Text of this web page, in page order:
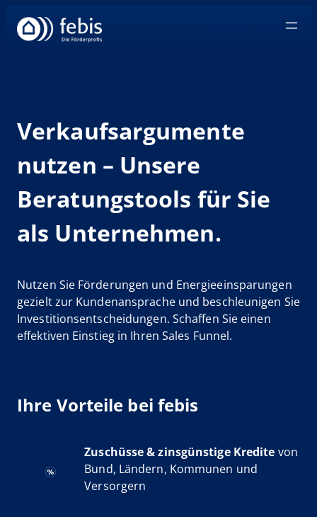
Zum
Inhalt
Verkaufsargumente
nutzen – Unsere
Beratungstools für Sie
als Unternehmen.
Nutzen Sie Förderungen und Energieeinsparungen
gezielt zur Kundenansprache und beschleunigen Sie
Investitionsentscheidungen. Schaffen Sie einen
effektiven Einstieg in Ihren Sales Funnel.
Ihre Vorteile bei febis
Zuschüsse & zinsgünstige Kredite von
Bund, Ländern, Kommunen und
Versorgern